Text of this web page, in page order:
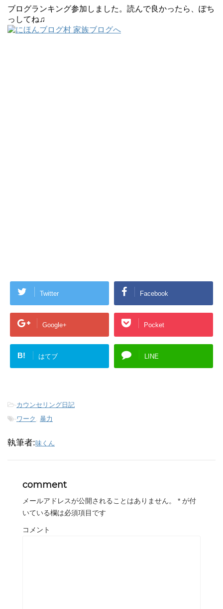
ブログランキング参加しました。読んで良かったら、ぽち
っしてね♫
Twitter Facebook
Google+ Pocket
B! はてブ LINE
-カウンセリング日記
-ワーク , 暴力
執筆者:味くん
comment
メールアドレスが公開されることはありません。 * が付
いている欄は必須項目です
コメント